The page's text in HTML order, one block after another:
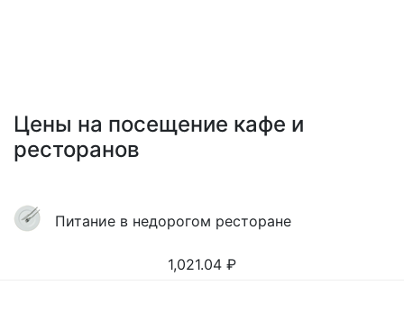
Цены на посещение кафе и
ресторанов
Питание в недорогом ресторане
1,021.04 ₽